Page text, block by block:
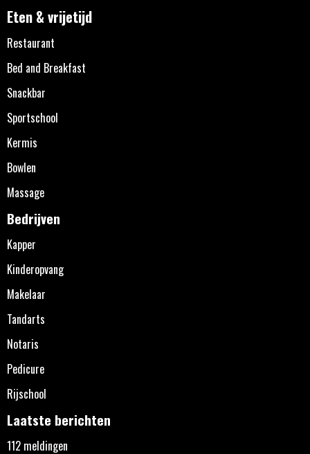
Eten & vrijetijd
Restaurant
Bed and Breakfast
Snackbar
Sportschool
Kermis
Bowlen
Massage
Bedrijven
Kapper
Kinderopvang
Makelaar
Tandarts
Notaris
Pedicure
Rijschool
Laatste berichten
112 meldingen